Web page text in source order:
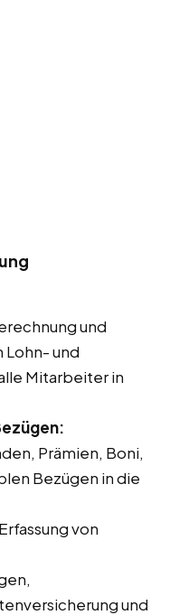
und
Lohn- und
Mitarbeiter in
Prämien, Boni,
Bezügen in die
von
und